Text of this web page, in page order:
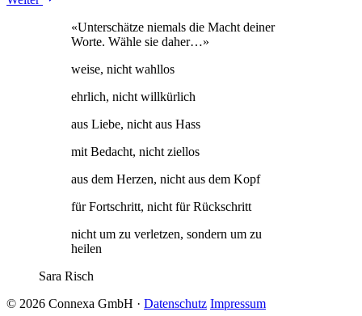
«Unterschätze niemals die Macht deiner
Worte. Wähle sie daher…»
weise, nicht wahllos
ehrlich, nicht willkürlich
aus Liebe, nicht aus Hass
mit Bedacht, nicht ziellos
aus dem Herzen, nicht aus dem Kopf
für Fortschritt, nicht für Rückschritt
nicht um zu verletzen, sondern um zu
heilen
Sara Risch
© 2026 Connexa GmbH · Datenschutz Impressum